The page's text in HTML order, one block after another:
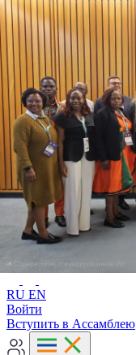
Расширенный поиск
RU EN
RU EN
Войти
Вступить в Ассамблею